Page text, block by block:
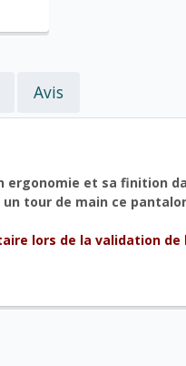
Avis
et sa finition
tour de main ce
lors de la validation de